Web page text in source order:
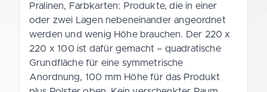
Pralinen, Farbkarten: Produkte, die in einer
oder zwei Lagen nebeneinander angeordnet
werden und wenig Höhe brauchen. Der 220 x
220 x 100 ist dafür gemacht – quadratische
Grundfläche für eine symmetrische
Anordnung, 100 mm Höhe für das Produkt